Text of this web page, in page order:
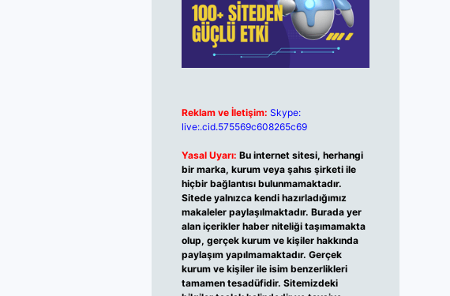
Reklam ve İletişim: Skype:
live:.cid.575569c608265c69
Yasal Uyarı: Bu internet sitesi, herhangi
bir marka, kurum veya şahıs şirketi ile
hiçbir bağlantısı bulunmamaktadır.
Sitede yalnızca kendi hazırladığımız
makaleler paylaşılmaktadır. Burada yer
alan içerikler haber niteliği taşımamakta
olup, gerçek kurum ve kişiler hakkında
paylaşım yapılmamaktadır. Gerçek
kurum ve kişiler ile isim benzerlikleri
tamamen tesadüfidir. Sitemizdeki